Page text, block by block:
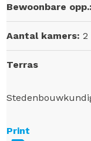
Bewoonbare opp.:
Aantal kamers:2
Terras
Print